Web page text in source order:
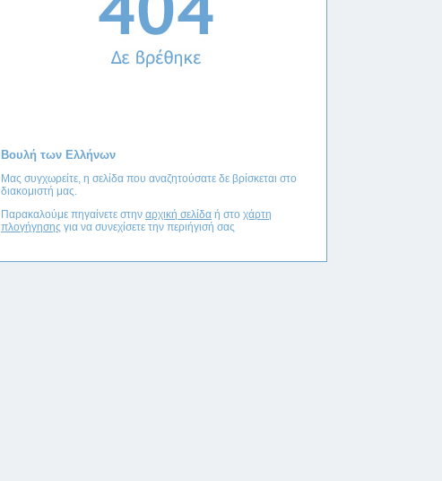
Βουλή των Ελλήνων
Μας συγχωρείτε, η σελίδα που αναζητούσατε δε βρίσκεται στο
διακομιστή μας.
Παρακαλούμε πηγαίνετε στην αρχική σελίδα ή στο χάρτη
πλογήγησης για να συνεχίσετε την περιήγισή σας